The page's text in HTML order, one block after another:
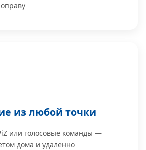
из любой точки
или голосовые команды —
дома и удаленно